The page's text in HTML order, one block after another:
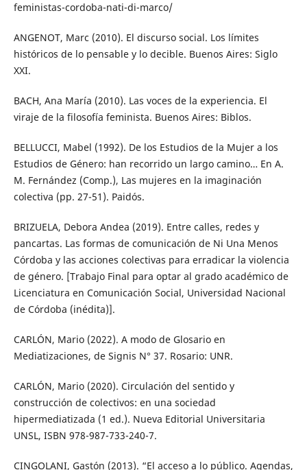
feministas-cordoba-nati-di-marco/
ANGENOT, Marc (2010). El discurso social. Los límites
históricos de lo pensable y lo decible. Buenos Aires: Siglo
XXI.
BACH, Ana María (2010). Las voces de la experiencia. El
viraje de la filosofía feminista. Buenos Aires: Biblos.
BELLUCCI, Mabel (1992). De los Estudios de la Mujer a los
Estudios de Género: han recorrido un largo camino… En A.
M. Fernández (Comp.), Las mujeres en la imaginación
colectiva (pp. 27-51). Paidós.
BRIZUELA, Debora Andea (2019). Entre calles, redes y
pancartas. Las formas de comunicación de Ni Una Menos
Córdoba y las acciones colectivas para erradicar la violencia
de género. [Trabajo Final para optar al grado académico de
Licenciatura en Comunicación Social, Universidad Nacional
de Córdoba (inédita)].
CARLÓN, Mario (2022). A modo de Glosario en
Mediatizaciones, de Signis N° 37. Rosario: UNR.
CARLÓN, Mario (2020). Circulación del sentido y
construcción de colectivos: en una sociedad
hipermediatizada (1 ed.). Nueva Editorial Universitaria
UNSL, ISBN 978-987-733-240-7.
CINGOLANI, Gastón (2013). “El acceso a lo público. Agendas,